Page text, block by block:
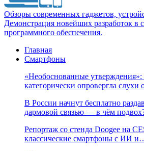
Обзоры современных гаджетов,
Демонстрация новейших разработок в
программного обеспечения.
Главная
Смартфоны
«Необоснованные утверждения»:
категорически опровергла слухи
В России начнут бесплатно
дармовой связью — в чём
Репортаж со стенда Doogee на
классические смартфоны с ИИ